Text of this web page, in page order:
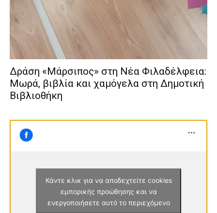
Δράση «Μάρσιπος» στη Νέα Φιλαδέλφεια:
Μωρά, βιβλία και χαμόγελα στη Δημοτική
Βιβλιοθήκη
Κάντε κλικ για να αποδεχτείτε cookies
εμπορικής προώθησης και να
ενεργοποιήσετε αυτό το περιεχόμενο